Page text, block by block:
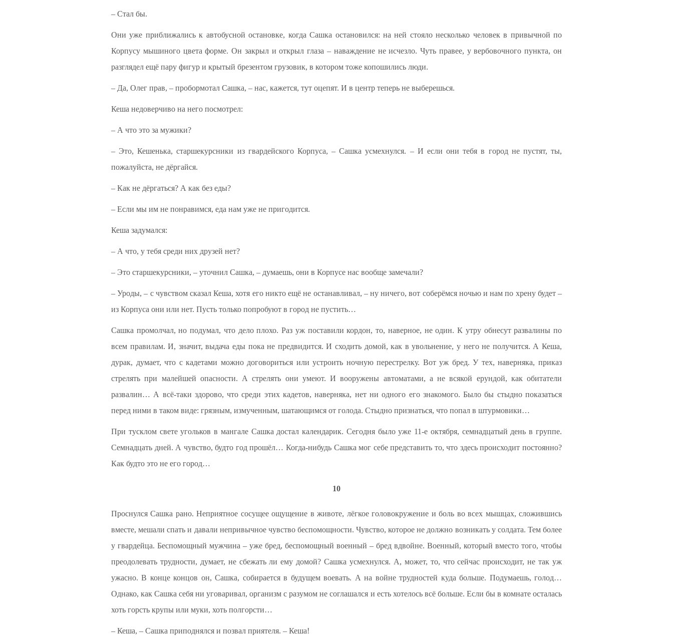
– Стал бы.
Они уже приближались к автобусной остановке, когда Сашка остановился: на ней стояло несколько человек в привычной по
Корпусу мышиного цвета форме. Он закрыл и открыл глаза – наваждение не исчезло. Чуть правее, у вербовочного пункта, он
разглядел ещё пару фигур и крытый брезентом грузовик, в котором тоже копошились люди.
– Да, Олег прав, – пробормотал Сашка, – нас, кажется, тут оцепят. И в центр теперь не выберешься.
Кеша недоверчиво на него посмотрел:
– А что это за мужики?
– Это, Кешенька, старшекурсники из гвардейского Корпуса, – Сашка усмехнулся. – И если они тебя в город не пустят, ты,
пожалуйста, не дёргайся.
– Как не дёргаться? А как без еды?
– Если мы им не понравимся, еда нам уже не пригодится.
Кеша задумался:
– А что, у тебя среди них друзей нет?
– Это старшекурсники, – уточнил Сашка, – думаешь, они в Корпусе нас вообще замечали?
– Уроды, – с чувством сказал Кеша, хотя его никто ещё не останавливал, – ну ничего, вот соберёмся ночью и нам по хрену будет –
из Корпуса они или нет. Пусть только попробуют в город не пустить…
Сашка промолчал, но подумал, что дело плохо. Раз уж поставили кордон, то, наверное, не один. К утру обнесут развалины по
всем правилам. И, значит, выдача еды пока не предвидится. И сходить домой, как в увольнение, у него не получится. А Кеша,
дурак, думает, что с кадетами можно договориться или устроить ночную перестрелку. Вот уж бред. У тех, наверняка, приказ
стрелять при малейшей опасности. А стрелять они умеют. И вооружены автоматами, а не всякой ерундой, как обитатели
развалин… А всё-таки здорово, что среди этих кадетов, наверняка, нет ни одного его знакомого. Было бы стыдно показаться
перед ними в таком виде: грязным, измученным, шатающимся от голода. Стыдно признаться, что попал в штурмовики…
При тусклом свете угольков в мангале Сашка достал календарик. Сегодня было уже 11-е октября, семнадцатый день в группе.
Семнадцать дней. А чувство, будто год прошёл… Когда-нибудь Сашка мог себе представить то, что здесь происходит постоянно?
Как будто это не его город…
10
Проснулся Сашка рано. Неприятное сосущее ощущение в животе, лёгкое головокружение и боль во всех мышцах, сложившись
вместе, мешали спать и давали непривычное чувство беспомощности. Чувство, которое не должно возникать у солдата. Тем более
у гвардейца. Беспомощный мужчина – уже бред, беспомощный военный – бред вдвойне. Военный, который вместо того, чтобы
преодолевать трудности, думает, не сбежать ли ему домой? Сашка усмехнулся. А, может, то, что сейчас происходит, не так уж
ужасно. В конце концов он, Сашка, собирается в будущем воевать. А на войне трудностей куда больше. Подумаешь, голод…
Однако, как Сашка себя ни уговаривал, организм с разумом не соглашался и есть хотелось всё больше. Если бы в комнате осталась
хоть горсть крупы или муки, хоть полгорсти…
– Кеша, – Сашка приподнялся и позвал приятеля. – Кеша!